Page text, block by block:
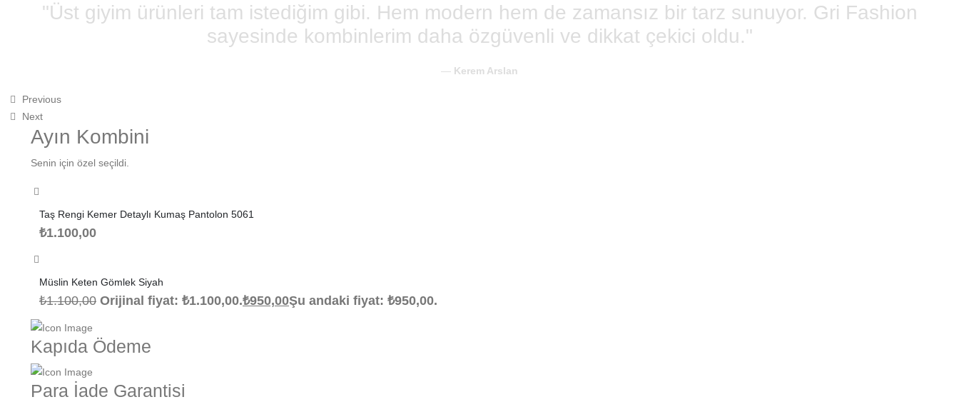
"Üst giyim ürünleri tam istediğim gibi. Hem modern hem de zamansız bir tarz sunuyor. Gri Fashion
sayesinde kombinlerim daha özgüvenli ve dikkat çekici oldu."
— Kerem Arslan
Previous
Next
Ayın Kombini
Senin için özel seçildi.
Taş Rengi Kemer Detaylı Kumaş Pantolon 5061
₺1.100,00
Müslin Keten Gömlek Siyah
₺1.100,00 Orijinal fiyat: ₺1.100,00.₺950,00Şu andaki fiyat: ₺950,00.
Kapıda Ödeme
Para İade Garantisi